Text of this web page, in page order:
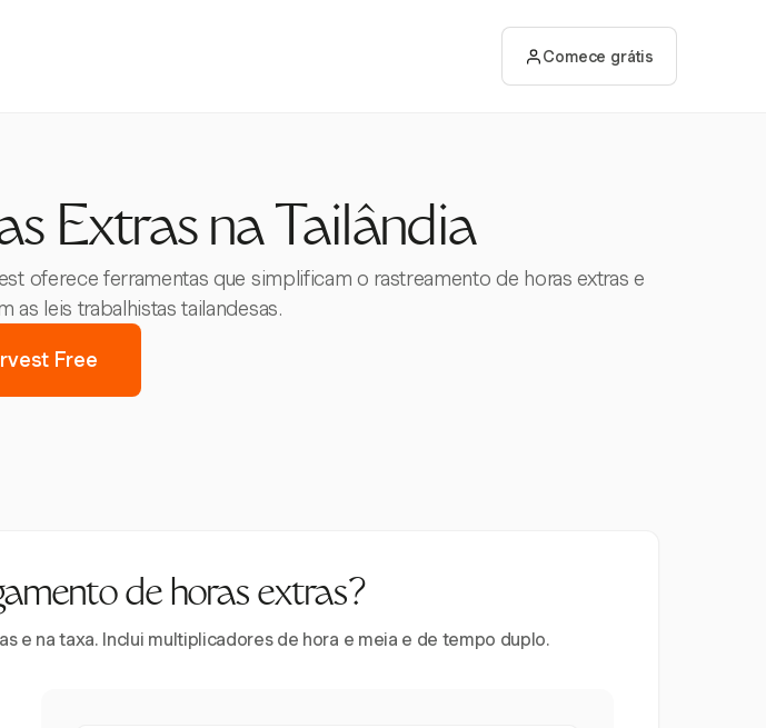
Comece grátis
Extras na Tailândia
oferece ferramentas que simplificam o rastreamento de horas extras e
as leis trabalhistas tailandesas.
Free
de horas extras?
e na taxa. Inclui multiplicadores de hora e meia e de tempo duplo.